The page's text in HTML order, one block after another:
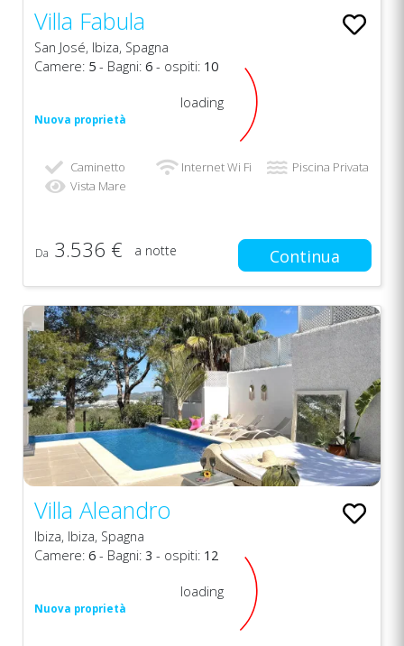
Villa Fabula
San José, Ibiza, Spagna
Camere: 5 - Bagni: 6 - ospiti: 10
Nuova proprietà
loading
Caminetto Internet Wi Fi
Piscina Privata
Vista Mare
Da 3.536 € a notte Continua
Villa Aleandro
Ibiza, Ibiza, Spagna
Camere: 6 - Bagni: 3 - ospiti: 12
Nuova proprietà
loading